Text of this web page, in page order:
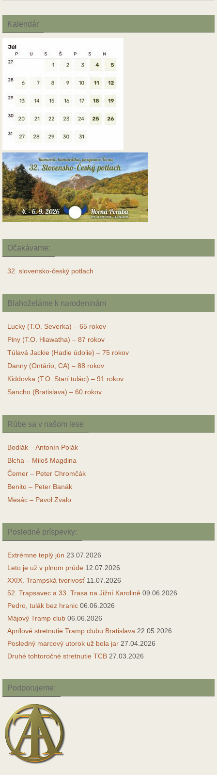
Kalendár
Očakávame:
32. slovensko-český potlach
Blahoželáme k narodeninám
Lucky (T.O. Severka) – 65 rokov
Piny (T.O. Hiawatha) – 87 rokov
Túlavá Jackie (Hadie údolie) – 75 rokov
Danny (Ontário, CA) – 88 rokov
Kiddovka (T.O. Starí tuláci) – 91 rokov
Sancho (Bratislava) – 60 rokov
Rúbe sa v našom lese
Bodlák – Antonín Polák
Blcha – Miloš Magdina
Čemer – Peter Chromčák
Benito – Peter Banák
Mesác – Pavol Zvalo
Posledné príspevky:
Extrémne teplý jún 23.07.2026
Leto je už v plnom prúde 12.07.2026
XXIX. Trampská tvorivosť 11.07.2026
52. Trapsavec a 33. Trasa na Jižní Karolině 09.06.2026
Pedro, tulák bez hranic 06.06.2026
Májový Tramp club 06.06.2026
Aprílové stretnutie Tramp clubu Bratislava 22.05.2026
Posledný marcový utorok už bola jar 27.04.2026
Druhé tohtoročné stretnutie TCB 27.03.2026
Podporujeme: